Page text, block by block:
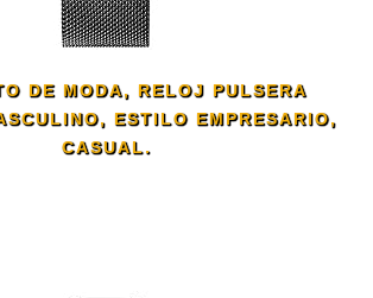
DE MODA, RELOJ PULSERA
ESTILO EMPRESARIO,
CASUAL.